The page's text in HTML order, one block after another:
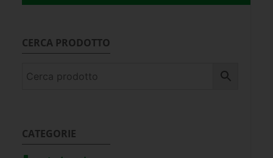
CERCA PRODOTTO
CATEGORIE